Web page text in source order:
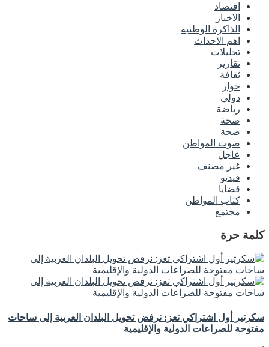
اقتصاد
الاخبار
الذاكرة الوطنية
اهم الاحداث
تحليلات
تقارير
ثقافة
حوار
دولي
رياضة
صحة
صحة
صوت المواطن
عاجل
غير مصنف
فيديو
قضايا
كتاب المواطن
مجتمع
كلمة حرة
سكرتير أول اشتراكي تعز: نرفض تحويل البلدان العربية إلى ساحات
مفتوحة للصراعات الدولية والإقليمية